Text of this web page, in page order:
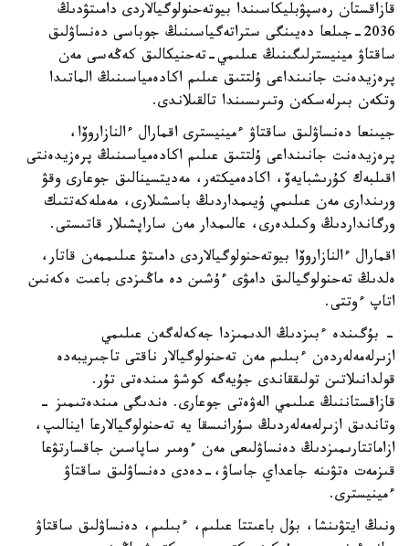
قازاقستان رەسپۋبليكاسىندا بيوتەحنولوگيالاردى دامىتۋدىڭ
2036-جىلعا دەيىنگى ستراتەگياسىنىڭ جوباسى دەنساۋلىق
ساقتاۋ مينيسترلىگىنىڭ عىلىمي-تەحنيكالىق كەڭەسى مەن
پرەزيدەنت جانىنداعى ۇلتتىق عىلىم اكادەمياسىنىڭ الماتىدا
وتكەن بىرلەسكەن وتىرىسىندا تالقىلاندى.
جيىنعا دەنساۋلىق ساقتاۋ ءمينيسترى اقمارال ءالنازاروۆا،
پرەزيدەنت جانىنداعى ۇلتتىق عىلىم اكادەمياسىنىڭ پرەزيدەنتى
اقىلبەك كۇرىشبايەۆ، اكادەميكتەر، مەديتسينالىق جوعارى وقۋ
ورىندارى مەن عىلىمي ۇيىمداردىڭ باسشىلارى، مەملەكەتتىك
ورگانداردىڭ وكىلدەرى، عالىمدار مەن ساراپشىلار قاتىستى.
اقمارال ءالنازاروۆا بيوتەحنولوگيالاردى دامىتۋ عىلىممەن قاتار،
ەلدىڭ تەحنولوگيالىق دامۋى ءۇشىن دە ماڭىزدى باعىت ەكەنىن
اتاپ ءوتتى.
- بۇگىندە ءبىزدىڭ الدىمىزدا جەكەلەگەن عىلىمي
ازىرلەمەلەردەن ءبىلىم مەن تەحنولوگيالار ناقتى تاجىريبەدە
قولدانىلاتىن تولىققاندى جۇيەگە كوشۋ مىندەتى تۇر.
قازاقستاننىڭ عىلىمي الەۋەتى جوعارى. ەندىگى مىندەتىمىز -
وتاندىق ازىرلەمەلەردىڭ سۇرانىسقا يە تەحنولوگيالارعا اينالىپ،
ازاماتتارىمىزدىڭ دەنساۋلىعى مەن ءومىر ساپاسىن جاقسارتۋعا
قىزمەت ەتۋىنە جاعداي جاساۋ،-دەدى دەنساۋلىق ساقتاۋ
ءمينيسترى.
ونىڭ ايتۋىنشا، بۇل باعىتتا عىلىم، ءبىلىم، دەنساۋلىق ساقتاۋ